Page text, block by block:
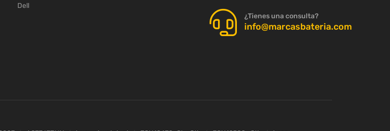
Dell
¿Tienes una consulta?
info@marcasbateria.com